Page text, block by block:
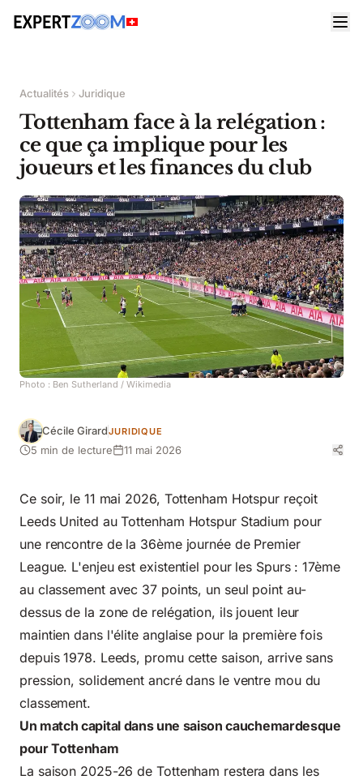
Actualités Juridique
Tottenham face à la relégation :
ce que ça implique pour les
joueurs et les finances du club
Photo : Ben Sutherland / Wikimedia
Cécile GirardJURIDIQUE
5 min de lecture 11 mai 2026
Ce soir, le 11 mai 2026, Tottenham Hotspur reçoit
Leeds United au Tottenham Hotspur Stadium pour
une rencontre de la 36ème journée de Premier
League. L'enjeu est existentiel pour les Spurs : 17ème
au classement avec 37 points, un seul point au-
dessus de la zone de relégation, ils jouent leur
maintien dans l'élite anglaise pour la première fois
depuis 1978. Leeds, promu cette saison, arrive sans
pression, solidement ancré dans le ventre mou du
classement.
Un match capital dans une saison cauchemardesque
pour Tottenham
La saison 2025-26 de Tottenham restera dans les